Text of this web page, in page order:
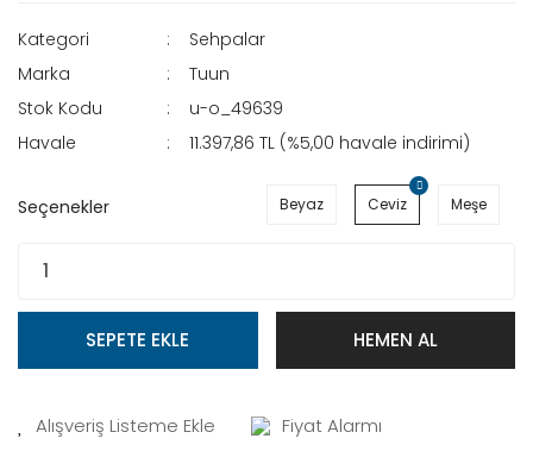
Kategori
Sehpalar
Marka
Tuun
Stok Kodu
u-o_49639
Havale
11.397,86 TL (%5,00 havale indirimi)
Seçenekler Beyaz Ceviz Meşe
SEPETE EKLE HEMEN AL
Fiyat Alarmı